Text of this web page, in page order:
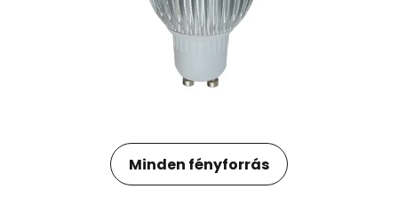
Minden fényforrás